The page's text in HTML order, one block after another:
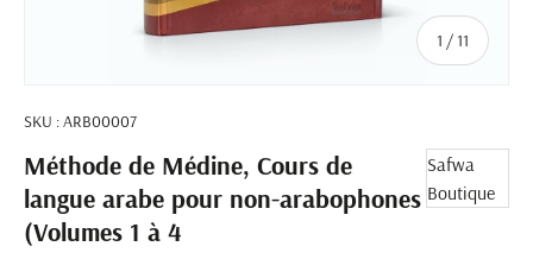
1 /de
11
SKU :ARB00007
Méthode de Médine, Cours de
langue arabe pour non-arabophones
(Volumes 1 à 4
Safwa
Boutique